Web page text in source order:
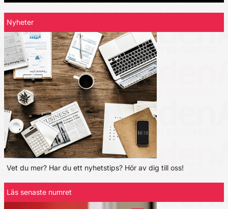
Nyheter
Vet du mer? Har du ett nyhetstips? Hör av dig till oss!
Läs senaste numret